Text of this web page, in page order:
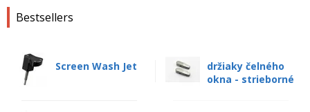
Bestsellers
Screen Wash Jet
držiaky čelného
okna - strieborné